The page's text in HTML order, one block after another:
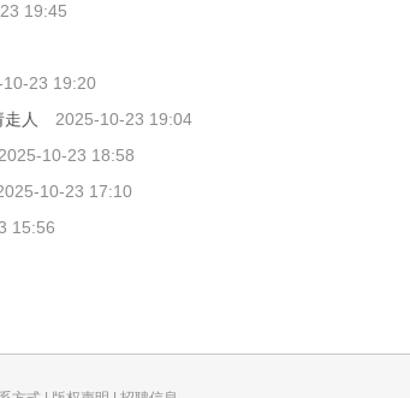
19:45
10-23 19:20
人
2025-10-23 19:04
2025-10-23 18:58
10-23 17:10
15:56